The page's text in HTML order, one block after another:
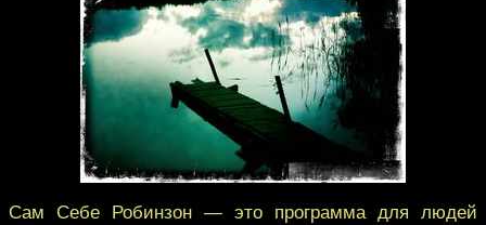
Сам Себе Робинзон — это программа для людей